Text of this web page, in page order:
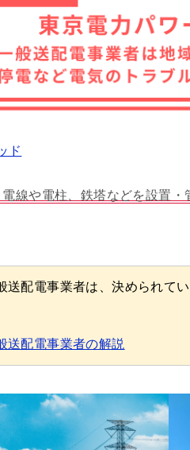
ド
線や電柱、鉄塔などを設置
送配電事業者は、決められて
送配電事業者の解説